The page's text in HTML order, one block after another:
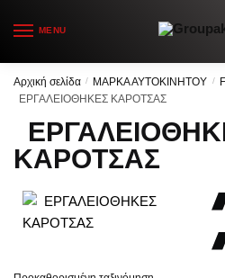
MENU
Αρχική σελίδα / ΜΑΡΚΑ ΑΥΤΟΚΙΝΗΤΟΥ /
ΕΡΓΑΛΕΙΟΘΗΚΕΣ ΚΑΡΟΤΣΑΣ
ΚΑΡΟΤΣΑΣ